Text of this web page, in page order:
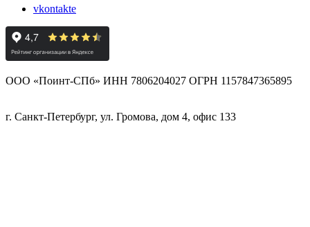
vkontakte
ООО «Поинт-СПб» ИНН 7806204027 ОГРН 1157847365895
г. Санкт-Петербург, ул. Громова, дом 4, офис 133